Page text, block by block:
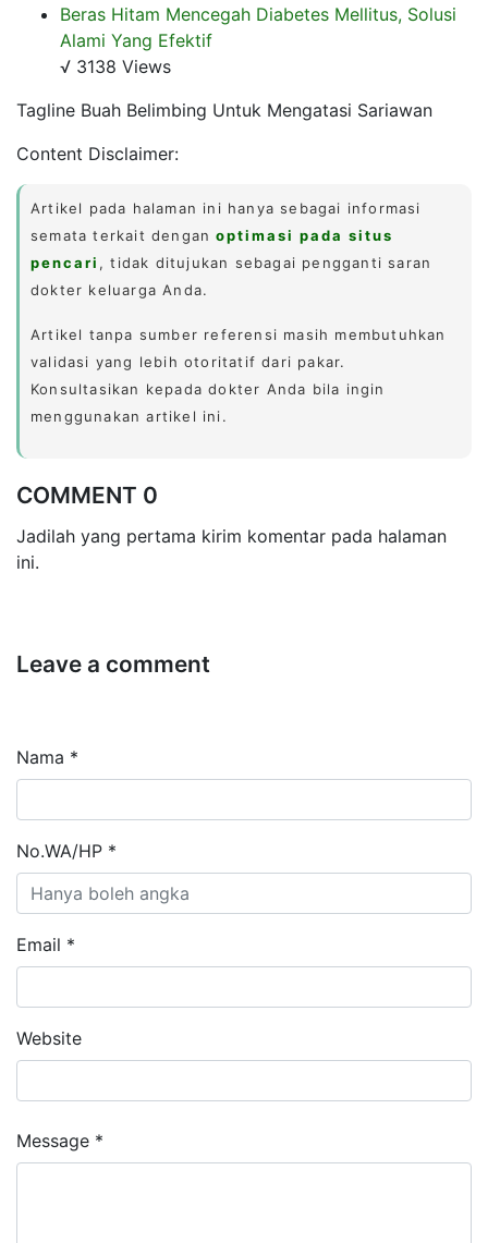
Beras Hitam Mencegah Diabetes Mellitus, Solusi
Alami Yang Efektif
√ 3138 Views
Tagline Buah Belimbing Untuk Mengatasi Sariawan
Content Disclaimer:
Artikel pada halaman ini hanya sebagai informasi
semata terkait denganoptimasi pada situs
pencari , tidak ditujukan sebagai pengganti saran
dokter keluarga Anda.
Artikel tanpa sumber referensi masih membutuhkan
validasi yang lebih otoritatif dari pakar.
Konsultasikan kepada dokter Anda bila ingin
menggunakan artikel ini.
COMMENT 0
Jadilah yang pertama kirim komentar pada halaman
ini.
Leave a comment
Nama *
No.WA/HP *
Email *
Website
Message *